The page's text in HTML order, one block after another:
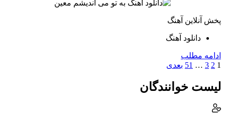
پخش آنلاین آهنگ
دانلود آهنگ
ادامه مطلب
1
2
3
…
51 بعدی
لیست خوانندگان